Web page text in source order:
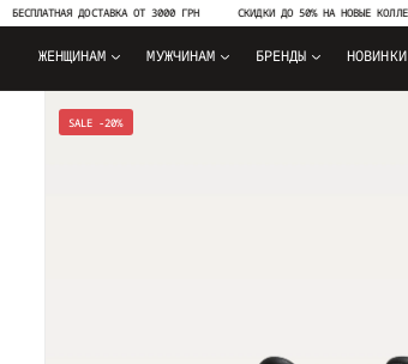
ДОСТАВКА ОТ 3000 ГРН СКИДКИ ДО 50% НА НОВЫЕ КОЛЛЕКЦИИ
ЖЕНЩИНАМ МУЖЧИНАМ БРЕНДЫ НОВИНКИ
SALE -20%